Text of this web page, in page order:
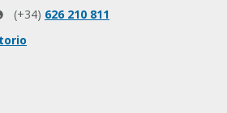
(+34) 626 210 811